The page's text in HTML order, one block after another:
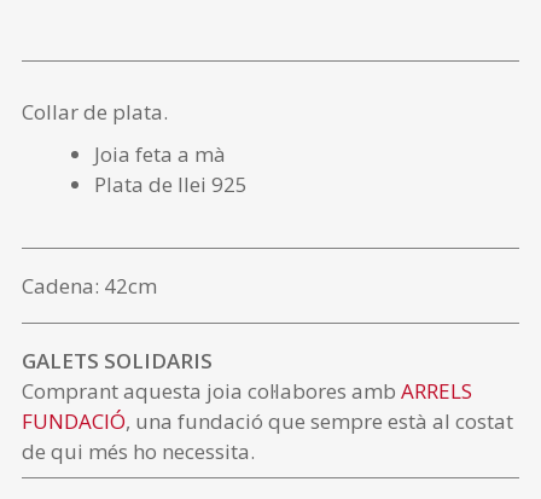
Collar de plata.
Joia feta a mà
Plata de llei 925
Cadena: 42cm
GALETS SOLIDARIS
Comprant aquesta joia col·labores amb ARRELS
FUNDACIÓ, una fundació que sempre està al costat
de qui més ho necessita.